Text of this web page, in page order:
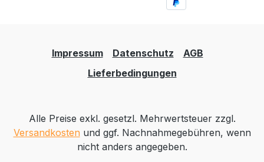
Impressum Datenschutz
AGB
Lieferbedingungen
Alle Preise exkl. gesetzl. Mehrwertsteuer zzgl.
Versandkosten und ggf. Nachnahmegebühren, wenn
nicht anders angegeben.